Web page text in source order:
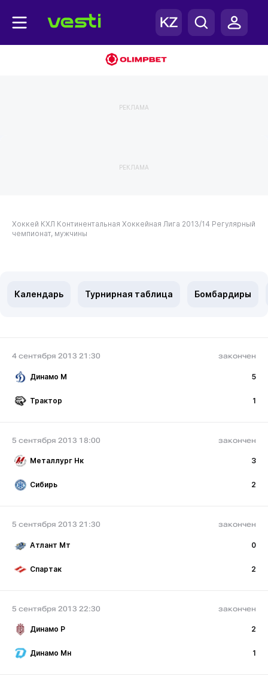
РЕКЛАМА
РЕКЛАМА
Хоккей КХЛ Континентальная Хоккейная Лига 2013/14 Регулярный
чемпионат, мужчины
Календарь Турнирная таблица Бомбардиры
4 сентября 2013 21:30 закончен
Динамо М 5
Трактор 1
5 сентября 2013 18:00 закончен
Металлург Нк 3
Сибирь 2
5 сентября 2013 21:30 закончен
Атлант Мт 0
Спартак 2
5 сентября 2013 22:30 закончен
Динамо Р 2
Динамо Мн 1